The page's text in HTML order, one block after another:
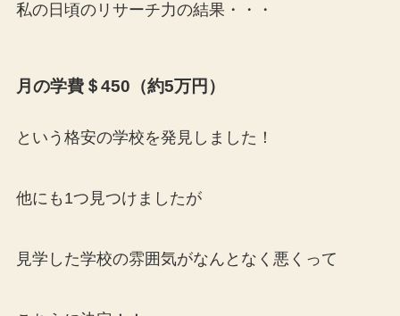
私の日頃のリサーチ力の結果・・・
月の学費＄450（約5万円）
という格安の学校を発見しました！
他にも1つ見つけましたが
見学した学校の雰囲気がなんとなく悪くって